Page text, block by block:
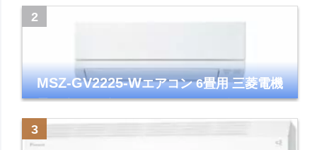
MSZ-GV2225-Wエアコン 6畳用 三菱電機
霧ヶ峰 2025年モデル GVシリーズ ピュアホ
ワイト 清潔 除湿 単相100V